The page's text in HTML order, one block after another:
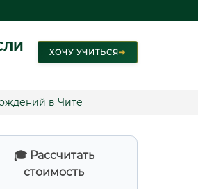
ХОЧУ УЧИТЬСЯ➜
в Чите
🎓 Рассчитать
стоимость